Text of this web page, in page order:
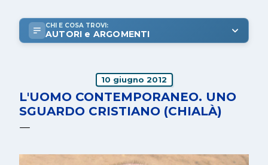
CHI E COSA TROVI:
AUTORI e ARGOMENTI
10 giugno 2012
L'UOMO CONTEMPORANEO. UNO
SGUARDO CRISTIANO (CHIALÀ)